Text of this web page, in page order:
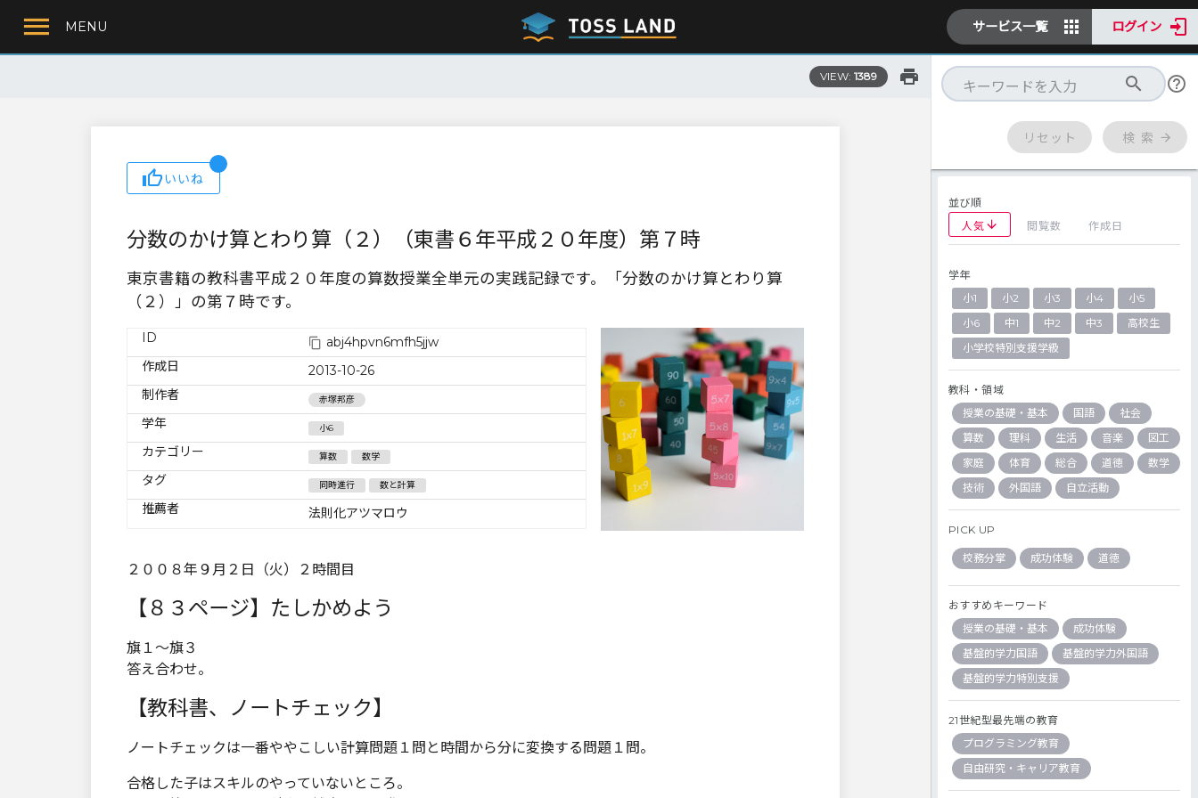
MENU サービス一覧 ログイン
VIEW: 1389
いいね
分数のかけ算とわり算（２）（東書６年平成２０年度）第７時
東京書籍の教科書平成２０年度の算数授業全単元の実践記録です。「分数のかけ算とわり算
（２）」の第７時です。
ID
abj4hpvn6mfh5jjw
作成日
2013-10-26
制作者
赤塚邦彦
学年 小6
カテゴリー 算数 数学
タグ 同時進行 数と計算
推薦者 法則化アツマロウ
２００８年９月２日（火）２時間目
【８３ページ】たしかめよう
旗１～旗３
答え合わせ。
【教科書、ノートチェック】
ノートチェックは一番ややこしい計算問題１問と時間から分に変換する問題１問。
合格した子はスキルのやっていないところ。
リセット 検 索
並び順
人気
閲覧数 作成日
学年
小1
小2 小3 小4
小5
小6
中1 中2 中3
高校生
小学校特別支援学級
教科・領域
授業の基礎・基本
国語
社会
算数
理科 生活 音楽
図工
家庭
体育 総合 道徳
数学
技術
外国語 自立活動
PICK UP
校務分掌 成功体験 道徳
おすすめキーワード
授業の基礎・基本
成功体験
基盤的学力国語
基盤的学力外国語
基盤的学力特別支援
21世紀型最先端の教育
プログラミング教育
自由研究・キャリア教育